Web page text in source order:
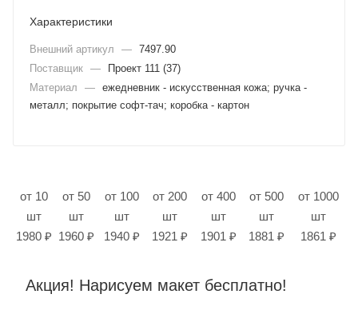
Характеристики
Внешний артикул — 7497.90
Поставщик —
Проект 111 (37)
Материал
— ежедневник - искусственная кожа; ручка -
металл; покрытие софт-тач; коробка - картон
от 10
шт
1980 ₽
от 50
шт
1960 ₽
от 100
шт
1940 ₽
от 200
шт
1921 ₽
от 400
шт
1901 ₽
от 500
шт
1881 ₽
от 1000
шт
1861 ₽
Акция! Нарисуем макет бесплатно!